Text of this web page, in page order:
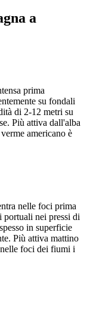
a
prima
su fondali
di 2-12 metri su
Più attiva dall'alba
americano è
nelle foci prima
portuali nei pressi di
in superficie
Più attiva mattino
foci dei fiumi i